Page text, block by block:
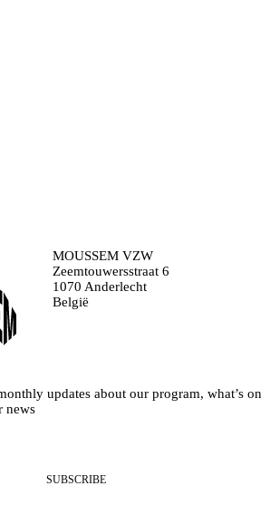
MOUSSEM VZW
Zeemtouwersstraat 6
1070 Anderlecht
België
updates about our program, what’s on
news
SUBSCRIBE